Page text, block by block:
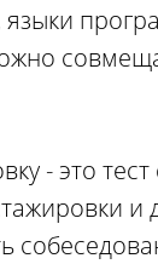
- это
и